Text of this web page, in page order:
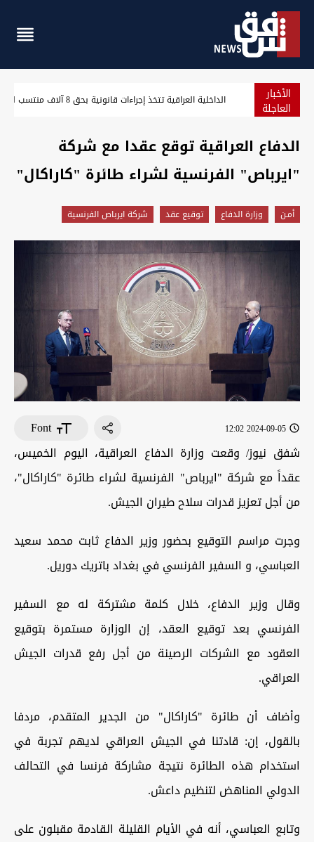
الأخبار
العاجلة حريق يلتهم مطعماً وجزءاً من مبنى في الكرادة والدفاع المدني ينقذ 10
الدفاع العراقية توقع عقدا مع شركة
"ايرباص" الفرنسية لشراء طائرة "كاراكال"
أمـن وزارة الدفاع توقيع عقد شركة ايرباص الفرنسية
2024-09-05 12:02
Font
شفق نيوز/ وقعت وزارة الدفاع العراقية، اليوم الخميس،
عقداً مع شركة "ايرباص" الفرنسية لشراء طائرة "كاراكال"،
من أجل تعزيز قدرات سلاح طيران الجيش.
وجرت مراسم التوقيع بحضور وزير الدفاع ثابت محمد سعيد
العباسي، و السفير الفرنسي في بغداد باتريك دوريل.
وقال وزير الدفاع، خلال كلمة مشتركة له مع السفير
الفرنسي بعد توقيع العقد، إن الوزارة مستمرة بتوقيع
العقود مع الشركات الرصينة من أجل رفع قدرات الجيش
العراقي.
وأضاف أن طائرة "كاراكال" من الجدير المتقدم، مردفا
بالقول، إن: قادتنا في الجيش العراقي لديهم تجربة في
استخدام هذه الطائرة نتيجة مشاركة فرنسا في التحالف
الدولي المناهض لتنظيم داعش.
وتابع العباسي، أنه في الأيام القليلة القادمة مقبلون على